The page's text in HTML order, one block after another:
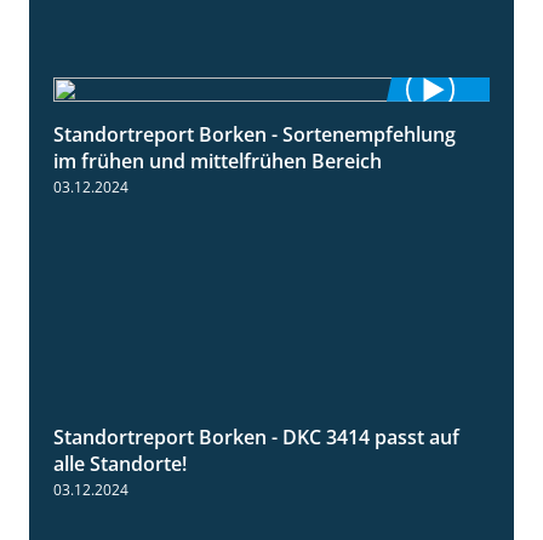
7:53
Standortreport Borken - Sortenempfehlung
im frühen und mittelfrühen Bereich
03.12.2024
1:23
Standortreport Borken - DKC 3414 passt auf
alle Standorte!
03.12.2024